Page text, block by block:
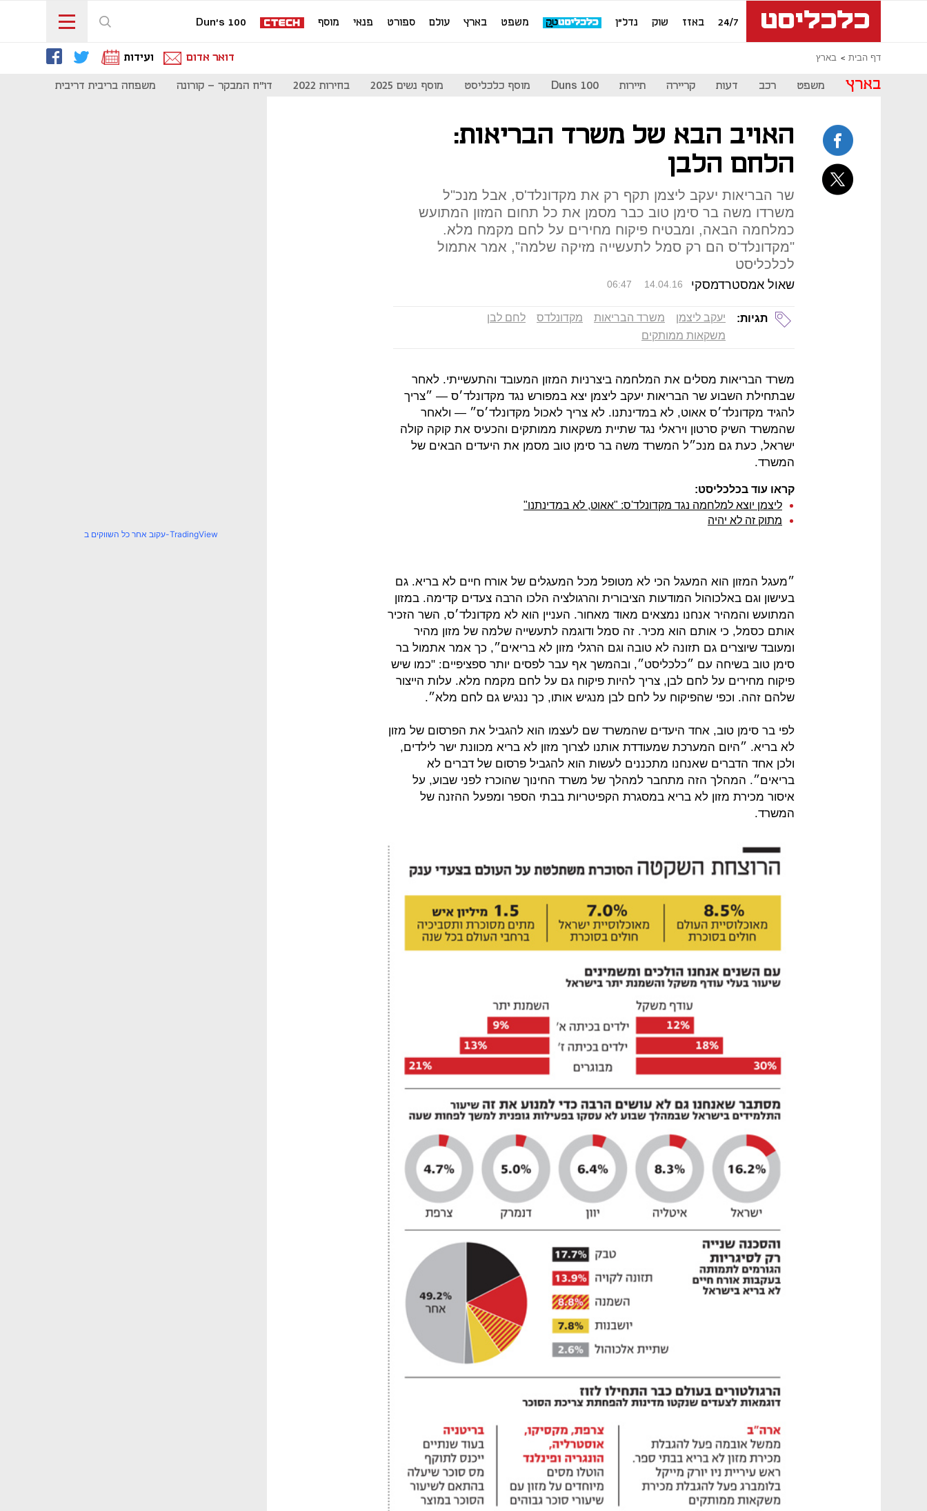
24/7 באזז שוק נדל"ן משפט בארץ עולם ספורט פנאי מוסף Dun's 100
דף הבית בארץ דואר אדום ועידות
בארץ משפט רכב דעות קריירה תיירות Duns 100 מוסף כלכליסט מוסף נשים 2025 בחירות 2022 דו"ח המבקר - קורונה משפחה בריבית דריבית
האויב הבא של משרד הבריאות:
הלחם הלבן
שר הבריאות יעקב ליצמן תקף רק את מקדונלד'ס, אבל מנכ"ל
משרדו משה בר סימן טוב כבר מסמן את כל תחום המזון המתועש
כמלחמה הבאה, ומבטיח פיקוח מחירים על לחם מקמח מלא.
"מקדונלד'ס הם רק סמל לתעשייה מזיקה שלמה", אמר אתמול
לכלכליסט
שאול אמסטרדמסקי 06:47 14.04.16
תגיות: יעקב ליצמן משרד הבריאות מקדונלדס
לחם לבן
משקאות ממותקים
משרד הבריאות מסלים את המלחמה ביצרניות המזון המעובד והתעשייתי. לאחר
שבתחילת השבוע שר הבריאות יעקב ליצמן יצא במפורש נגד מקדונלד׳ס — ״צריך
להגיד מקדונלד׳ס אאוט, לא במדינתנו. לא צריך לאכול מקדונלד׳ס״ — ולאחר
שהמשרד השיק סרטון ויראלי נגד שתיית משקאות ממותקים והכעיס את קוקה קולה
ישראל, כעת גם מנכ״ל המשרד משה בר סימן טוב מסמן את היעדים הבאים של
המשרד.
קראו עוד בכלכליסט:
ליצמן יוצא למלחמה נגד מקדונלד'ס: "אאוט, לא במדינתנו"
מתוק זה לא יהיה
״מעגל המזון הוא המעגל הכי לא מטופל מכל המעגלים של אורח חיים לא בריא. גם
בעישון וגם באלכוהול המודעות הציבורית והרגולציה הלכו הרבה צעדים קדימה. במזון
המתועש והמהיר אנחנו נמצאים מאוד מאחור. העניין הוא לא מקדונלד׳ס, השר הזכיר
אותם כסמל, כי אותם הוא מכיר. זה סמל ודוגמה לתעשייה שלמה של מזון מהיר
ומעובד שיוצרים גם תזונה לא טובה וגם הרגלי מזון לא בריאים״, כך אמר אתמול בר
סימן טוב בשיחה עם ״כלכליסט״, ובהמשך אף עבר לפסים יותר ספציפיים: "כמו שיש
פיקוח מחירים על לחם לבן, צריך להיות פיקוח גם על לחם מקמח מלא. עלות הייצור
שלהם זהה. וכפי שהפיקוח על לחם לבן מנגיש אותו, כך ננגיש גם לחם מלא״.
לפי בר סימן טוב, אחד היעדים שהמשרד שם לעצמו הוא להגביל את הפרסום של מזון
לא בריא. ״היום המערכת שמעודדת אותנו לצרוך מזון לא בריא מכוונת ישר לילדים,
ולכן אחד הדברים שאנחנו מתכננים לעשות הוא להגביל פרסום של דברים לא
בריאים״. המהלך הזה מתחבר למהלך של משרד החינוך שהוכרז לפני שבוע, על
איסור מכירת מזון לא בריא במסגרת הקפיטריות בבתי הספר ומפעל ההזנה של
המשרד.
עקוב אחר כל השווקים ב-TradingView